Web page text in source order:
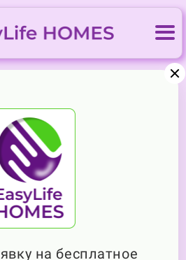
и Жильцов
и во всей
Турции
на бесплатное